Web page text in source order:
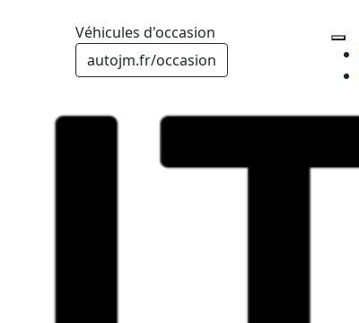
Véhicules d'occasion
autojm.fr/occasion